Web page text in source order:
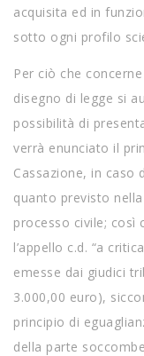
acquisita ed in
sotto ogni profilo
Per ciò che
disegno di legge si
possibilità di
verrà enunciato il
Cassazione, in caso
quanto previsto
processo civile; così
l’appello c.d. “a
emesse dai giudici
3.000,00 euro),
principio di
della parte